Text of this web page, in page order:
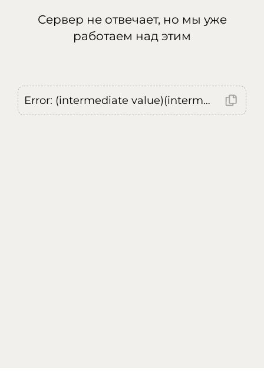
Сервер не отвечает, но мы уже
работаем над этим
Error: (intermediate value)(intermediate value)(intermediate value).replaceAll is not a function